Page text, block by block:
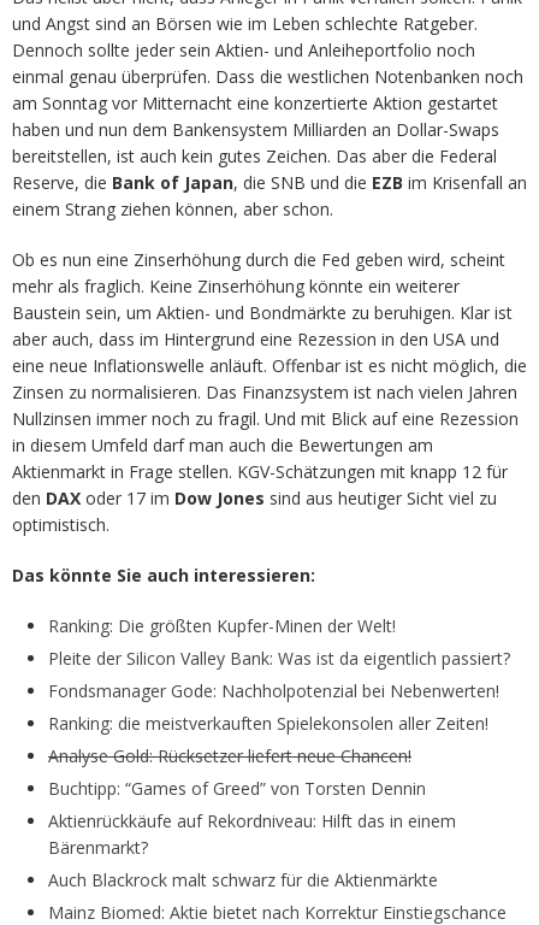
und Angst sind an Börsen wie im Leben schlechte Ratgeber.
Dennoch sollte jeder sein Aktien- und Anleiheportfolio noch
einmal genau überprüfen. Dass die westlichen Notenbanken noch
am Sonntag vor Mitternacht eine konzertierte Aktion gestartet
haben und nun dem Bankensystem Milliarden an Dollar-Swaps
bereitstellen, ist auch kein gutes Zeichen. Das aber die Federal
Reserve, die Bank of Japan, die SNB und die EZB im Krisenfall an
einem Strang ziehen können, aber schon.
Ob es nun eine Zinserhöhung durch die Fed geben wird, scheint
mehr als fraglich. Keine Zinserhöhung könnte ein weiterer
Baustein sein, um Aktien- und Bondmärkte zu beruhigen. Klar ist
aber auch, dass im Hintergrund eine Rezession in den USA und
eine neue Inflationswelle anläuft. Offenbar ist es nicht möglich, die
Zinsen zu normalisieren. Das Finanzsystem ist nach vielen Jahren
Nullzinsen immer noch zu fragil. Und mit Blick auf eine Rezession
in diesem Umfeld darf man auch die Bewertungen am
Aktienmarkt in Frage stellen. KGV-Schätzungen mit knapp 12 für
den DAX oder 17 im Dow Jones sind aus heutiger Sicht viel zu
optimistisch.
Das könnte Sie auch interessieren:
Ranking: Die größten Kupfer-Minen der Welt!
Pleite der Silicon Valley Bank: Was ist da eigentlich passiert?
Fondsmanager Gode: Nachholpotenzial bei Nebenwerten!
Ranking: die meistverkauften Spielekonsolen aller Zeiten!
Analyse Gold: Rücksetzer liefert neue Chancen!
Buchtipp: “Games of Greed” von Torsten Dennin
Aktienrückkäufe auf Rekordniveau: Hilft das in einem
Bärenmarkt?
Auch Blackrock malt schwarz für die Aktienmärkte
Mainz Biomed: Aktie bietet nach Korrektur Einstiegschance